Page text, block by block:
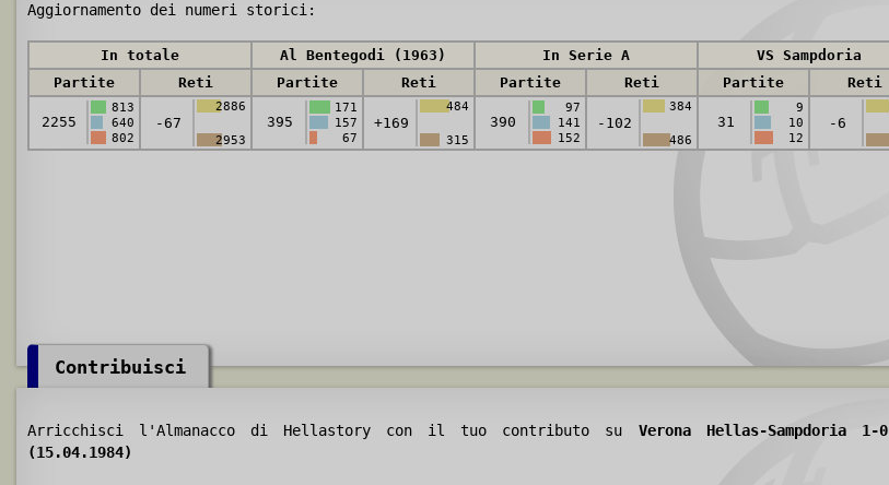
Aggiornamento dei numeri storici:
In totale Al Bentegodi (1963) In Serie A
VS Sampdoria
Partite
Reti Partite Reti Partite Reti Partite Reti
2255
813
640
802
-67
2886
2953
395
171
157
67
+169
484
315
390
97
141
152
-102
384
486
31
9
10
12
-6
Contribuisci
Arricchisci l'Almanacco di Hellastory con il tuo contributo su Verona Hellas-Sampdoria 1-0
(15.04.1984)